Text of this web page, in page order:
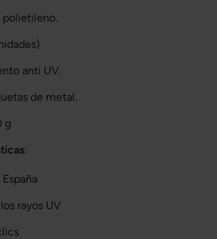
polietileno.
anti UV.
de metal.
g
:
rayos UV